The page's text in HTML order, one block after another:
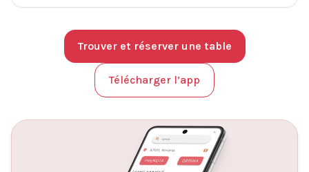
Trouver et réserver une table
Télécharger l’app